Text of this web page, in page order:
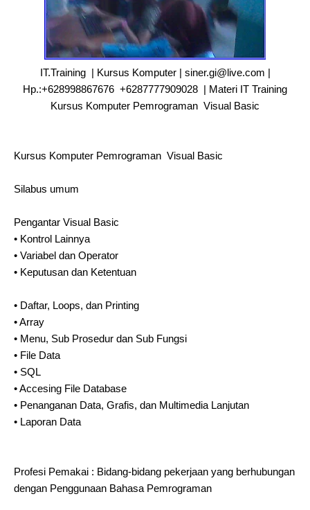
IT.Training | Kursus Komputer | siner.gi@live.com |
Hp.:+628998867676 +6287777909028 | Materi IT Training
Kursus Komputer Pemrograman Visual Basic
Kursus Komputer Pemrograman Visual Basic
Silabus umum
Pengantar Visual Basic
• Kontrol Lainnya
• Variabel dan Operator
• Keputusan dan Ketentuan
• Daftar, Loops, dan Printing
• Array
• Menu, Sub Prosedur dan Sub Fungsi
• File Data
• SQL
• Accesing File Database
• Penanganan Data, Grafis, dan Multimedia Lanjutan
• Laporan Data
Profesi Pemakai : Bidang-bidang pekerjaan yang berhubungan
dengan Penggunaan Bahasa Pemrograman